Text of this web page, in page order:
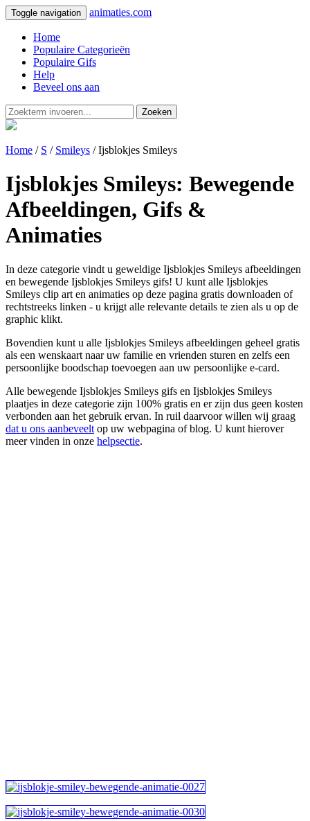
Toggle navigation animaties.com
Home
Populaire Categorieën
Populaire Gifs
Help
Beveel ons aan
Zoeken
Home / S / Smileys / Ijsblokjes Smileys
Ijsblokjes Smileys: Bewegende
Afbeeldingen, Gifs &
Animaties
In deze categorie vindt u geweldige Ijsblokjes Smileys afbeeldingen
en bewegende Ijsblokjes Smileys gifs! U kunt alle Ijsblokjes
Smileys clip art en animaties op deze pagina gratis downloaden of
rechtstreeks linken - u krijgt alle relevante details te zien als u op de
graphic klikt.
Bovendien kunt u alle Ijsblokjes Smileys afbeeldingen geheel gratis
als een wenskaart naar uw familie en vrienden sturen en zelfs een
persoonlijke boodschap toevoegen aan uw persoonlijke e-card.
Alle bewegende Ijsblokjes Smileys gifs en Ijsblokjes Smileys
plaatjes in deze categorie zijn 100% gratis en er zijn dus geen kosten
verbonden aan het gebruik ervan. In ruil daarvoor willen wij graag
dat u ons aanbeveelt op uw webpagina of blog. U kunt hierover
meer vinden in onze helpsectie.